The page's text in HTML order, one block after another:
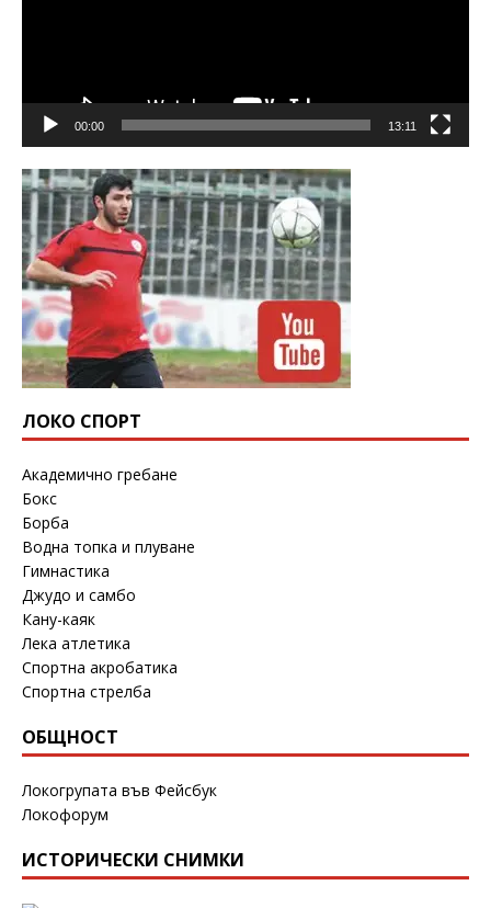
00:00 13:11
ЛОКО СПОРТ
Академично гребане
Бокс
Борба
Водна топка и плуване
Гимнастика
Джудо и самбо
Кану-каяк
Лека атлетика
Спортна акробатика
Спортна стрелба
ОБЩНОСТ
Локогрупата във Фейсбук
Локофорум
ИСТОРИЧЕСКИ СНИМКИ